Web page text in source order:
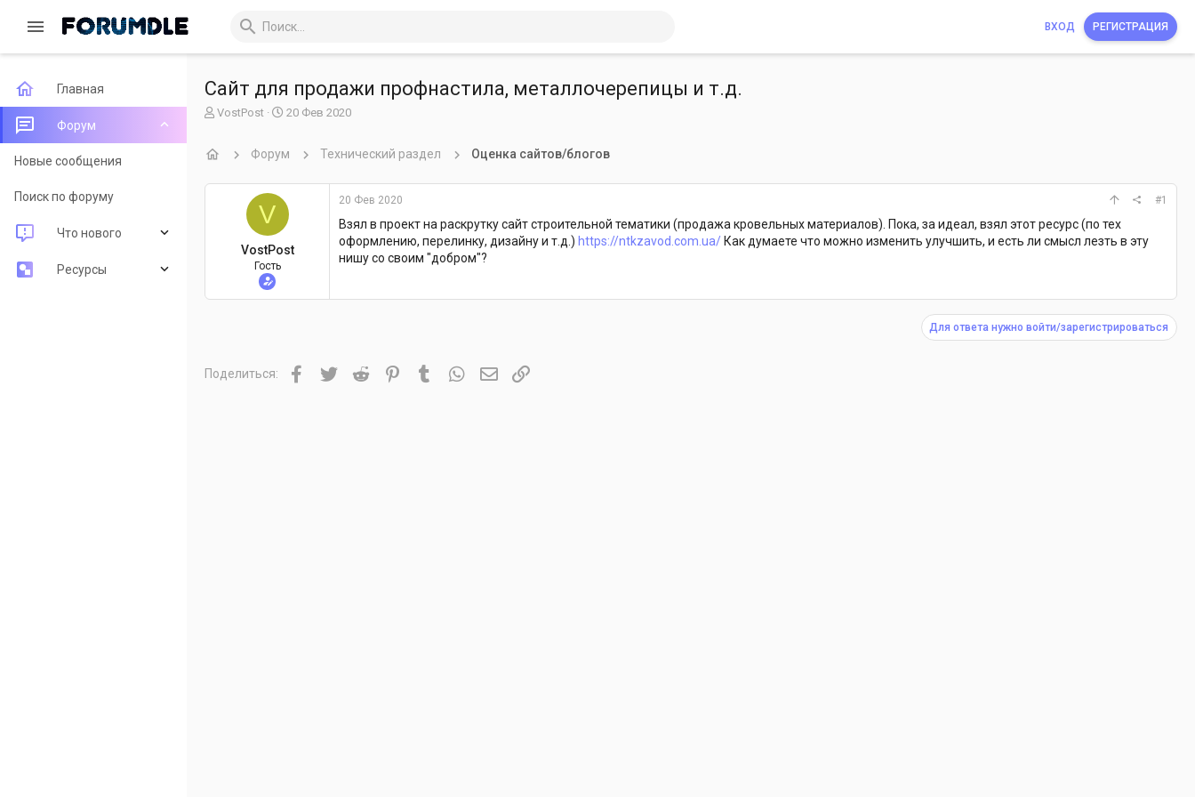
ВХОД РЕГИСТРАЦИЯ
Главная
Форум
Новые сообщения
Поиск по форуму
Что нового
Новые сообщения
Ресурсы
Сайт для продажи профнастила, металлочерепицы и т.д.
А
о
VostPost
Д
а
ч
а
а
20 Фев 2020
Форум Технический раздел Оценка сайтов/блогов
V
VostPost
Гость
20 Фев 2020 #1
Взял в проект на раскрутку сайт строительной тематики (продажа кровельных материалов). Пока, за идеал, взял этот ресурс (по тех
оформлению, перелинку, дизайну и т.д.) https://ntkzavod.com.ua/ Как думаете что можно изменить улучшить, и есть ли смысл лезть в эту
нишу со своим "добром"?
Для ответа нужно войти/зарегистрироваться
Поделиться: Facebook
TwitterReddit PinterestTumblrWhatsAppЭлектронная почта
Ссылка